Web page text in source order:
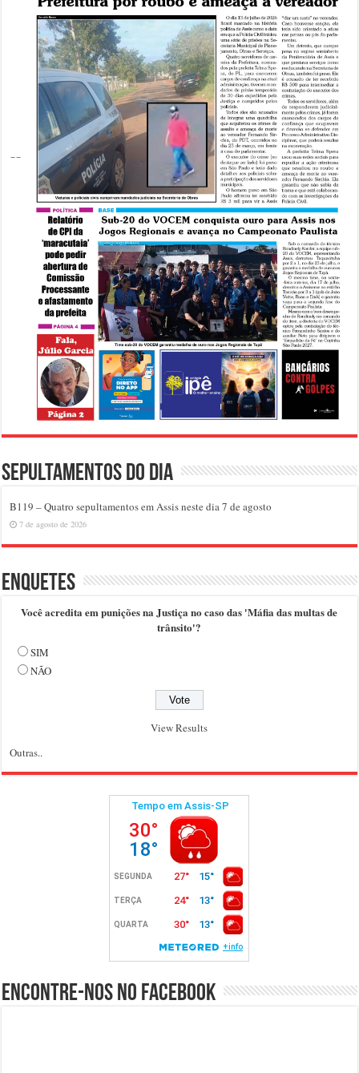
Sepultamentos do dia
B119 – Quatro sepultamentos em Assis neste dia 7 de agosto
7 de agosto de 2026
Enquetes
Você acredita em punições na Justiça no caso das 'Máfia das multas de
trânsito'?
SIM
NÃO
View Results
Outras..
Encontre-nos no Facebook